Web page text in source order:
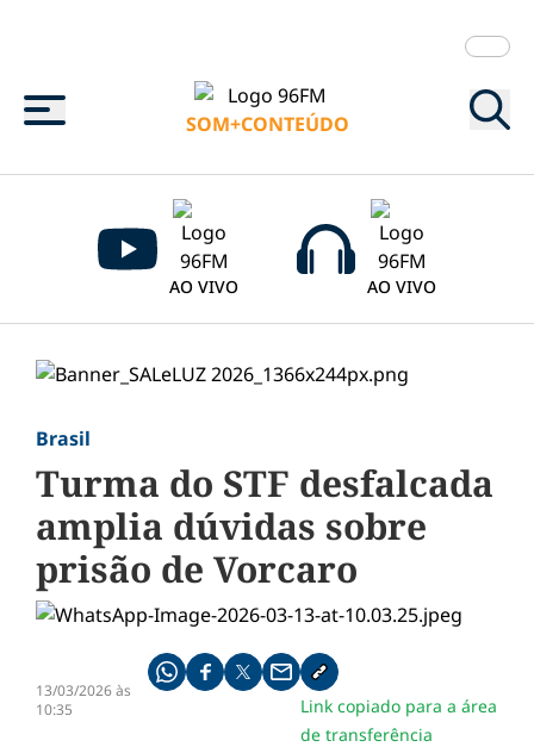
Menu
SOM+CONTEÚDO
AO VIVO AO VIVO
Brasil
Turma do STF desfalcada
amplia dúvidas sobre
prisão de Vorcaro
13/03/2026 às
10:35
Compartilhe pelo whatsapp
Compartilhar no facebook
Compartilhar no twitter
Compartilhe pelo email
Copiar link da notícia
Link copiado para a área
de transferência